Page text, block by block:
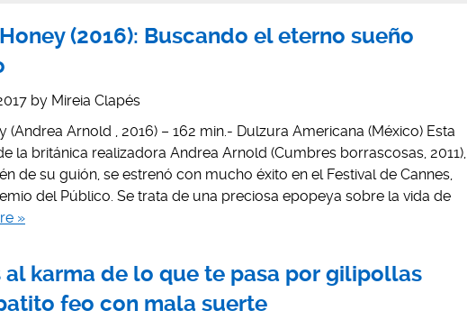
(2016): Buscando el eterno sueño
by Mireia Clapés
(Andrea Arnold , 2016) – 162 min.- Dulzura Americana (México) Esta
la británica realizadora Andrea Arnold (Cumbres borrascosas, 2011),
de su guión, se estrenó con mucho éxito en el Festival de Cannes,
del Público. Se trata de una preciosa epopeya sobre la vida de
»
al karma de lo que te pasa por gilipollas
feo con mala suerte